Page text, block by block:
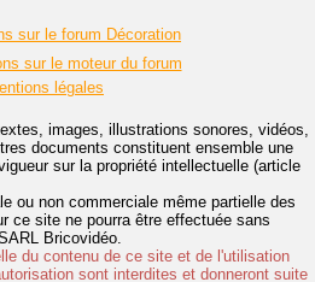
sur le forum Décoration
sur le moteur du forum
légales
images, illustrations sonores, vidéos,
documents constituent ensemble une
sur la propriété intellectuelle (article
ou non commerciale même partielle des
ce site ne pourra être effectuée sans
Bricovidéo.
du contenu de ce site et de l'utilisation
sont interdites et donneront suite